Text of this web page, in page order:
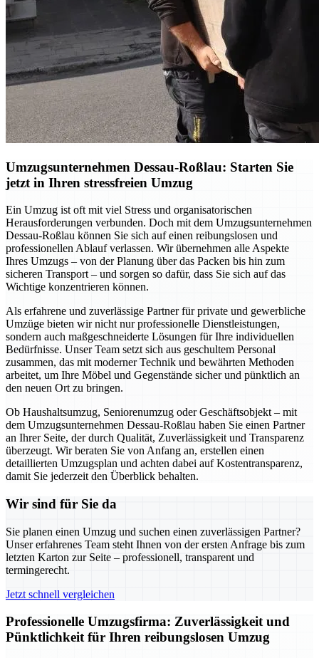
Umzugsunternehmen Dessau-Roßlau: Starten Sie
jetzt in Ihren stressfreien Umzug
Ein Umzug ist oft mit viel Stress und organisatorischen
Herausforderungen verbunden. Doch mit dem Umzugsunternehmen
Dessau-Roßlau können Sie sich auf einen reibungslosen und
professionellen Ablauf verlassen. Wir übernehmen alle Aspekte
Ihres Umzugs – von der Planung über das Packen bis hin zum
sicheren Transport – und sorgen so dafür, dass Sie sich auf das
Wichtige konzentrieren können.
Als erfahrene und zuverlässige Partner für private und gewerbliche
Umzüge bieten wir nicht nur professionelle Dienstleistungen,
sondern auch maßgeschneiderte Lösungen für Ihre individuellen
Bedürfnisse. Unser Team setzt sich aus geschultem Personal
zusammen, das mit moderner Technik und bewährten Methoden
arbeitet, um Ihre Möbel und Gegenstände sicher und pünktlich an
den neuen Ort zu bringen.
Ob Haushaltsumzug, Seniorenumzug oder Geschäftsobjekt – mit
dem Umzugsunternehmen Dessau-Roßlau haben Sie einen Partner
an Ihrer Seite, der durch Qualität, Zuverlässigkeit und Transparenz
überzeugt. Wir beraten Sie von Anfang an, erstellen einen
detaillierten Umzugsplan und achten dabei auf Kostentransparenz,
damit Sie jederzeit den Überblick behalten.
Wir sind für Sie da
Sie planen einen Umzug und suchen einen zuverlässigen Partner?
Unser erfahrenes Team steht Ihnen von der ersten Anfrage bis zum
letzten Karton zur Seite – professionell, transparent und
termingerecht.
Jetzt schnell vergleichen
Professionelle Umzugsfirma: Zuverlässigkeit und
Pünktlichkeit für Ihren reibungslosen Umzug